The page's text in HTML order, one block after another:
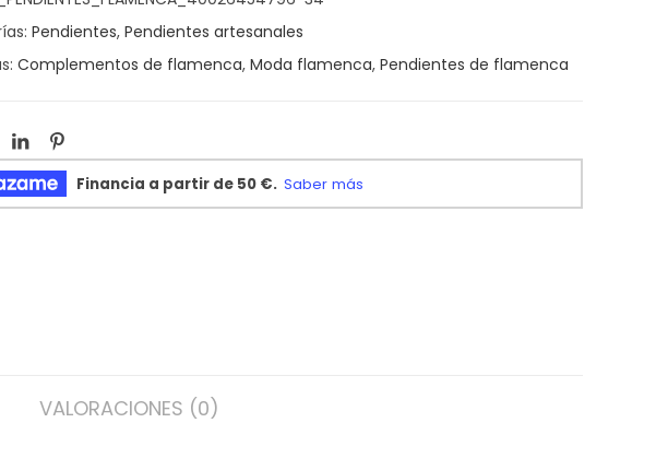
Pendientes, Pendientes artesanales
Complementos de flamenca, Moda flamenca, Pendientes de flamenca
VALORACIONES (0)